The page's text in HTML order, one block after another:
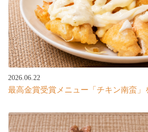
2026.06.22
最高金賞受賞メニュー「チキン南蛮」